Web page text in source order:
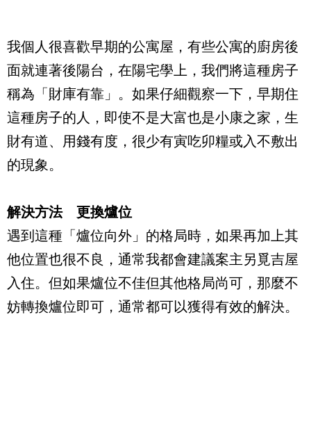
我個人很喜歡早期的公寓屋，有些公寓的廚房後
面就連著後陽台，在陽宅學上，我們將這種房子
稱為「財庫有靠」。如果仔細觀察一下，早期住
這種房子的人，即使不是大富也是小康之家，生
財有道、用錢有度，很少有寅吃卯糧或入不敷出
的現象。
解決方法 更換爐位
遇到這種「爐位向外」的格局時，如果再加上其
他位置也很不良，通常我都會建議案主另覓吉屋
入住。但如果爐位不佳但其他格局尚可，那麼不
妨轉換爐位即可，通常都可以獲得有效的解決。